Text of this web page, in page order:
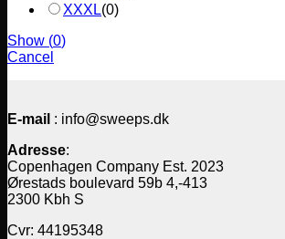
XXXL(0)
Show (0)
Cancel
E-mail : info@sweeps.dk
Adresse:
Copenhagen Company Est. 2023
Ørestads boulevard 59b 4,-413
2300 Kbh S
Cvr: 44195348